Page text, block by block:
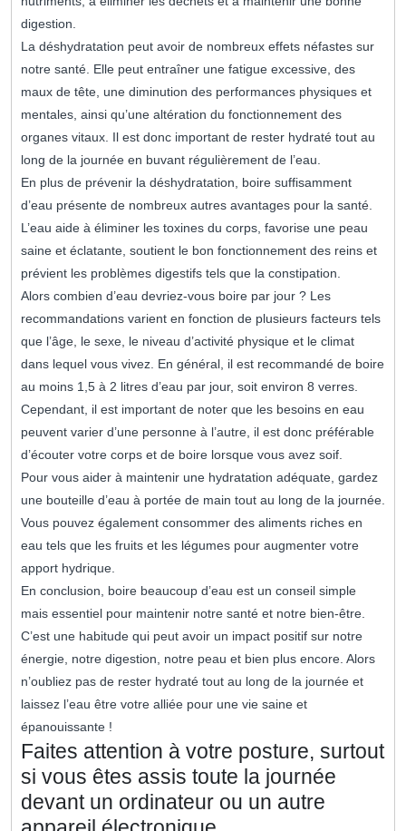
digestion.
La déshydratation peut avoir de nombreux effets néfastes sur
notre santé. Elle peut entraîner une fatigue excessive, des
maux de tête, une diminution des performances physiques et
mentales, ainsi qu’une altération du fonctionnement des
organes vitaux. Il est donc important de rester hydraté tout au
long de la journée en buvant régulièrement de l’eau.
En plus de prévenir la déshydratation, boire suffisamment
d’eau présente de nombreux autres avantages pour la santé.
L’eau aide à éliminer les toxines du corps, favorise une peau
saine et éclatante, soutient le bon fonctionnement des reins et
prévient les problèmes digestifs tels que la constipation.
Alors combien d’eau devriez-vous boire par jour ? Les
recommandations varient en fonction de plusieurs facteurs tels
que l’âge, le sexe, le niveau d’activité physique et le climat
dans lequel vous vivez. En général, il est recommandé de boire
au moins 1,5 à 2 litres d’eau par jour, soit environ 8 verres.
Cependant, il est important de noter que les besoins en eau
peuvent varier d’une personne à l’autre, il est donc préférable
d’écouter votre corps et de boire lorsque vous avez soif.
Pour vous aider à maintenir une hydratation adéquate, gardez
une bouteille d’eau à portée de main tout au long de la journée.
Vous pouvez également consommer des aliments riches en
eau tels que les fruits et les légumes pour augmenter votre
apport hydrique.
En conclusion, boire beaucoup d’eau est un conseil simple
mais essentiel pour maintenir notre santé et notre bien-être.
C’est une habitude qui peut avoir un impact positif sur notre
énergie, notre digestion, notre peau et bien plus encore. Alors
n’oubliez pas de rester hydraté tout au long de la journée et
laissez l’eau être votre alliée pour une vie saine et
épanouissante !
Faites attention à votre posture, surtout
si vous êtes assis toute la journée
devant un ordinateur ou un autre